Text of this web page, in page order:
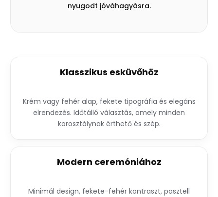
nyugodt jóváhagyásra.
Klasszikus esküvőhöz
Krém vagy fehér alap, fekete tipográfia és elegáns
elrendezés. Időtálló választás, amely minden
korosztálynak érthető és szép.
Modern ceremóniához
Minimál design, fekete-fehér kontraszt, pasztell